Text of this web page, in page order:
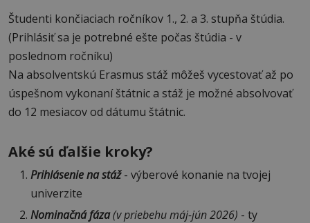
Študenti končiaciach ročníkov 1., 2. a 3. stupňa štúdia.
(Prihlásiť sa je potrebné ešte počas štúdia - v
poslednom ročníku)
Na absolventskú Erasmus stáž môžeš vycestovať až po
úspešnom vykonaní štátnic a stáž je možné absolvovať
do 12 mesiacov od dátumu štátnic.
Aké sú ďalšie kroky?
Prihlásenie na stáž - výberové konanie na tvojej
univerzite
Nominačná fáza(v priebehu máj-jún 2026) - ty